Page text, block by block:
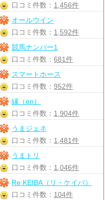
口コミ件数： 1,456件
オールウイン
口コミ件数： 1,592件
競馬ナンバー1
口コミ件数：681件
スマートホース
口コミ件数：952件
縁（en）
口コミ件数： 1,904件
うまジェネ
口コミ件数： 1,481件
うまトリ
口コミ件数： 1,046件
Re:KEIBA（リ・ケイバ）
口コミ件数： 104件